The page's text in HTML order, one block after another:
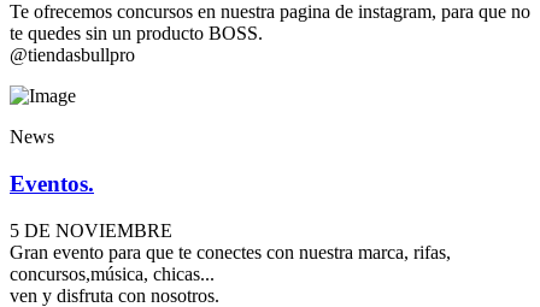
Te ofrecemos concursos en nuestra pagina de instagram, para que no
te quedes sin un producto BOSS.
@tiendasbullpro
News
Eventos.
5 DE NOVIEMBRE
Gran evento para que te conectes con nuestra marca, rifas,
concursos,música, chicas...
ven y disfruta con nosotros.